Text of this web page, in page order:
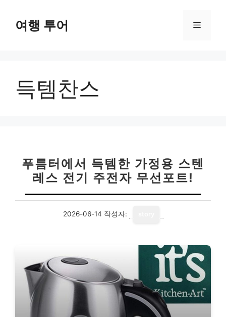
여행 투어 메
득템찬스
푸름터에서 득템한 가정용 스텐
레스 전기 주전자 무선포트!
2026-06-14 작성자: